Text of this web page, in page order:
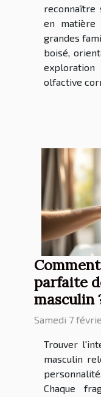
reconnaître
en matière
grandes
boisé,
olfactive
parfaite
masculin
Samedi 7
Trouver
masculin
Chaque